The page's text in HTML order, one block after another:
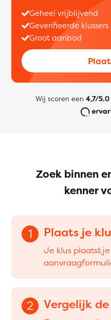
Geheel vrijblijvend
Geverifieerde klussers
Groot aanbod
Wij scoren een 4,7/5.0
Zoek binnen
kenner
1 Plaats je
Je klus plaatst
2 Vergelijk